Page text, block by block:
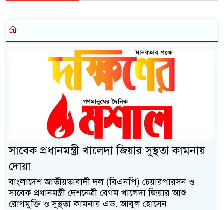
সাবেক প্রধানমন্ত্রী খালেদা জিয়ার সুস্থতা কামনায়
দোয়া
বাংলাদেশ জাতীয়তাবাদী দল (বিএনপি) চেয়ারপারসন ও
সাবেক প্রধানমন্ত্রী দেশনেত্রী বেগম খালেদা জিয়ার আশু
রোগমুক্তি ও সুস্থতা কামনায় এড. আবুল হোসেন